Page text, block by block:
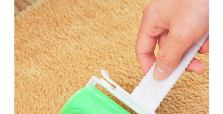
Accesorii si Protectii Mobilier
Accesorii TV
Intretinere Textile si Covoare
Accesorii Gradina
Markere Multisuprafete
Adezivi & Benzi Adezive
Climatizare & Iluminare
Lampi Solare